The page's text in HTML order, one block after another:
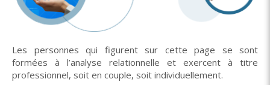
Les personnes qui figurent sur cette page se sont
formées à l’analyse relationnelle et exercent à titre
professionnel, soit en couple, soit individuellement.